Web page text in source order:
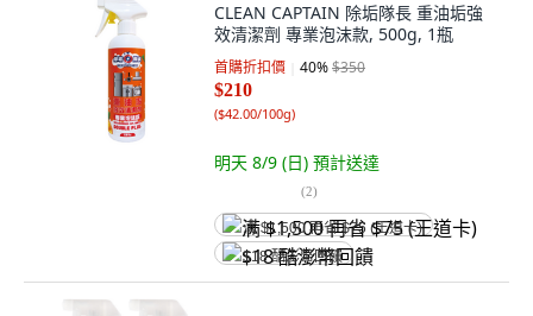
CLEAN CAPTAIN 除垢隊長 重油垢強
效清潔劑 專業泡沫款, 500g, 1瓶
首購折扣價 40%$350
$210
($42.00/100g)
明天 8/9 (日) 預計送達
(2)
满 $1,500 再省 $75 (王道卡)
$18 酷澎幣回饋